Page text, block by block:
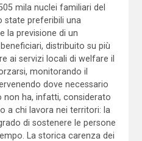
mila nuclei familiari del
state preferibili una
la previsione di un
distribuito su più
ai servizi locali di welfare il
monitorando il
dove necessario
non ha, infatti, considerato
a chi lavora nei territori: la
di sostenere le persone
La storica carenza dei